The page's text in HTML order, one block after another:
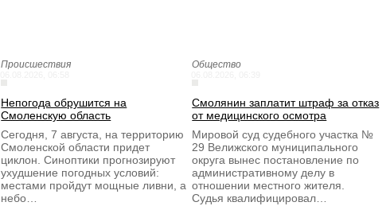
Происшествия
Непогода обрушится на
Смоленскую область
Сегодня, 7 августа, на территорию
Смоленской области придет
циклон. Синоптики прогнозируют
ухудшение погодных условий:
местами пройдут мощные ливни, а
небо…
Общество
Смолянин заплатит штраф за отказ
от медицинского осмотра
Мировой суд судебного участка №
29 Велижского муниципального
округа вынес постановление по
административному делу в
отношении местного жителя.
Судья квалифицировал…